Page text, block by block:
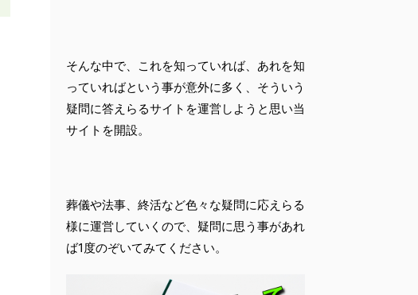
そんな中で、これを知っていれば、あれを知
っていればという事が意外に多く、そういう
疑問に答えらるサイトを運営しようと思い当
サイトを開設。
葬儀や法事、終活など色々な疑問に応えらる
様に運営していくので、疑問に思う事があれ
ば1度のぞいてみてください。